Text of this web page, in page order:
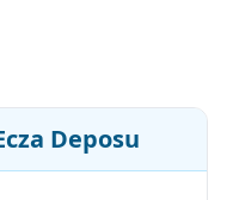
Deposu